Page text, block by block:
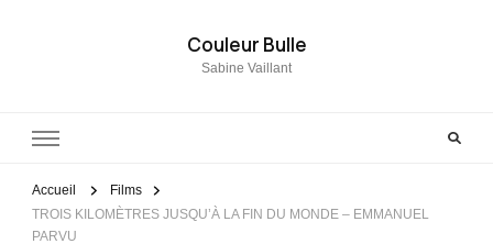
Couleur Bulle
Sabine Vaillant
Accueil
Films
TROIS KILOMÈTRES JUSQU’À LA FIN DU MONDE – EMMANUEL
PARVU